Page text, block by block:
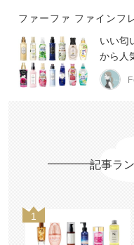
ファーファ ファインフ
いい匂
から人
記事ラ